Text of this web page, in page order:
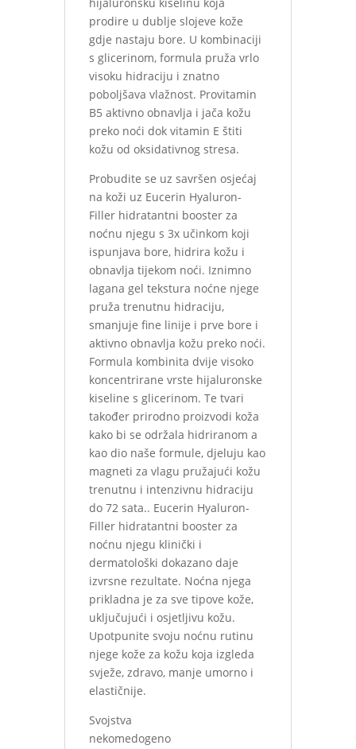
prodire u dublje slojeve kože
gdje nastaju bore. U kombinaciji
s glicerinom, formula pruža vrlo
visoku hidraciju i znatno
poboljšava vlažnost. Provitamin
B5 aktivno obnavlja i jača kožu
preko noći dok vitamin E štiti
kožu od oksidativnog stresa.
Probudite se uz savršen osjećaj
na koži uz Eucerin Hyaluron-
Filler hidratantni booster za
noćnu njegu s 3x učinkom koji
ispunjava bore, hidrira kožu i
obnavlja tijekom noći. Iznimno
lagana gel tekstura noćne njege
pruža trenutnu hidraciju,
smanjuje fine linije i prve bore i
aktivno obnavlja kožu preko noći.
Formula kombinita dvije visoko
koncentrirane vrste hijaluronske
kiseline s glicerinom. Te tvari
također prirodno proizvodi koža
kako bi se održala hidriranom a
kao dio naše formule, djeluju kao
magneti za vlagu pružajući kožu
trenutnu i intenzivnu hidraciju
do 72 sata.. Eucerin Hyaluron-
Filler hidratantni booster za
noćnu njegu klinički i
dermatološki dokazano daje
izvrsne rezultate. Noćna njega
prikladna je za sve tipove kože,
uključujući i osjetljivu kožu.
Upotpunite svoju noćnu rutinu
njege kože za kožu koja izgleda
svježe, zdravo, manje umorno i
elastičnije.
Svojstva
nekomedogeno